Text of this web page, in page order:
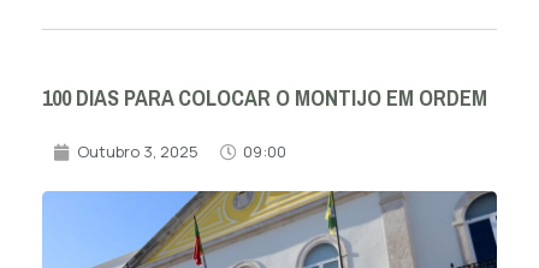
100 DIAS PARA COLOCAR O MONTIJO EM ORDEM
Outubro 3, 2025 09:00